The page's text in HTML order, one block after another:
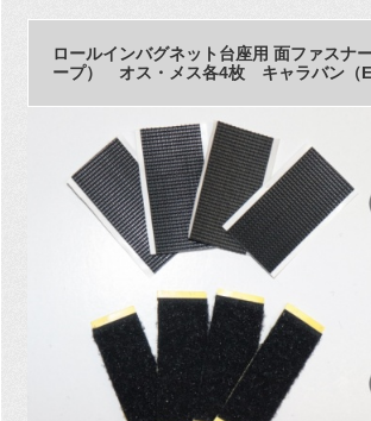
ロールインバグネット台座用 面ファスナ
ープ） オス・メス各4枚 キャラバン（